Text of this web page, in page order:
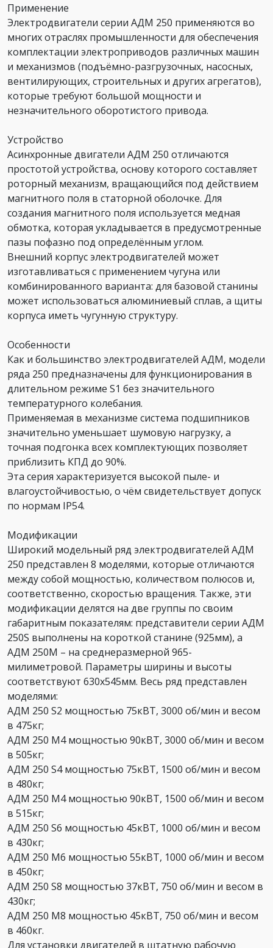
Применение
Электродвигатели серии АДМ 250 применяются во
многих отраслях промышленности для обеспечения
комплектации электроприводов различных машин
и механизмов (подъёмно-разгрузочных, насосных,
вентилирующих, строительных и других агрегатов),
которые требуют большой мощности и
незначительного оборотистого привода.
Устройство
Асинхронные двигатели АДМ 250 отличаются
простотой устройства, основу которого составляет
роторный механизм, вращающийся под действием
магнитного поля в статорной оболочке. Для
создания магнитного поля используется медная
обмотка, которая укладывается в предусмотренные
пазы пофазно под определённым углом.
Внешний корпус электродвигателей может
изготавливаться с применением чугуна или
комбинированного варианта: для базовой станины
может использоваться алюминиевый сплав, а щиты
корпуса иметь чугунную структуру.
Особенности
Как и большинство электродвигателей АДМ, модели
ряда 250 предназначены для функционирования в
длительном режиме S1 без значительного
температурного колебания.
Применяемая в механизме система подшипников
значительно уменьшает шумовую нагрузку, а
точная подгонка всех комплектующих позволяет
приблизить КПД до 90%.
Эта серия характеризуется высокой пыле- и
влагоустойчивостью, о чём свидетельствует допуск
по нормам IP54.
Модификации
Широкий модельный ряд электродвигателей АДМ
250 представлен 8 моделями, которые отличаются
между собой мощностью, количеством полюсов и,
соответственно, скоростью вращения. Также, эти
модификации делятся на две группы по своим
габаритным показателям: представители серии АДМ
250S выполнены на короткой станине (925мм), а
АДМ 250М – на среднеразмерной 965-
милиметровой. Параметры ширины и высоты
соответствуют 630х545мм. Весь ряд представлен
моделями:
АДМ 250 S2 мощностью 75кВТ, 3000 об/мин и весом
в 475кг;
АДМ 250 М4 мощностью 90кВТ, 3000 об/мин и весом
в 505кг;
АДМ 250 S4 мощностью 75кВТ, 1500 об/мин и весом
в 480кг;
АДМ 250 М4 мощностью 90кВТ, 1500 об/мин и весом
в 515кг;
АДМ 250 S6 мощностью 45кВТ, 1000 об/мин и весом
в 430кг;
АДМ 250 М6 мощностью 55кВТ, 1000 об/мин и весом
в 450кг;
АДМ 250 S8 мощностью 37кВТ, 750 об/мин и весом в
430кг;
АДМ 250 М8 мощностью 45кВТ, 750 об/мин и весом
в 460кг.
Для установки двигателей в штатную рабочую